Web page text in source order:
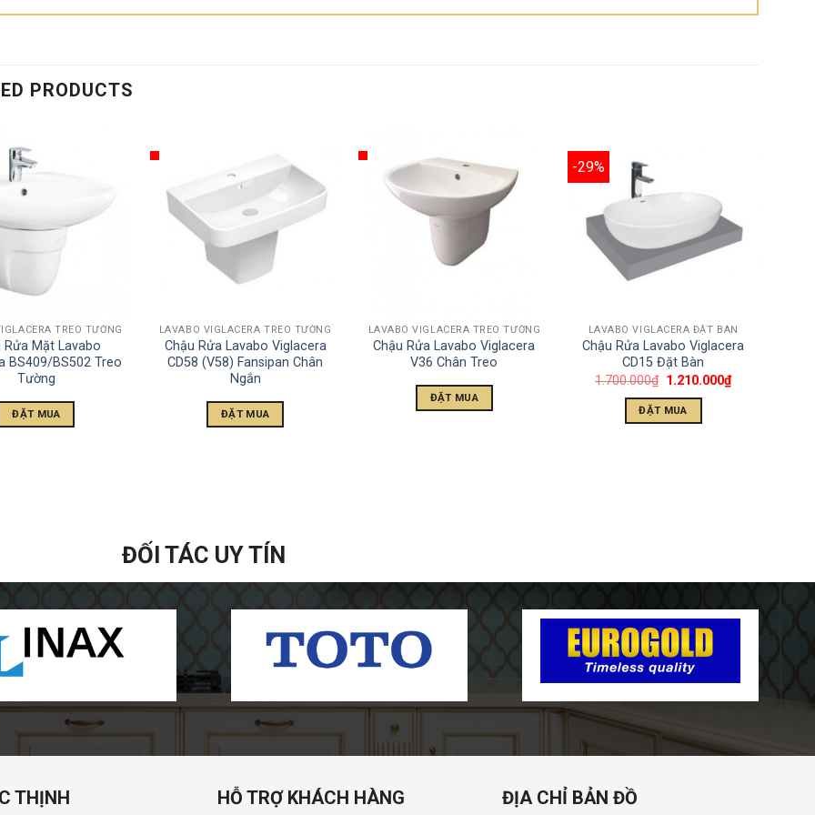
PRODUCTS
TREO TƯỜNG
Rửa Mặt Lavabo
BS409/BS502 Treo
Tường
ĐẶT MUA
LAVABO VIGLACERA TREO TƯỜNG
Chậu Rửa Lavabo Viglacera
CD58 (V58) Fansipan Chân
Ngắn
ĐẶT MUA
LAVABO VIGLACERA TREO TƯỜNG
Chậu Rửa Lavabo Viglacera
V36 Chân Treo
ĐẶT MUA
-29%
LAVABO VIGLACERA ĐẶT BÀN
Chậu Rửa Lavabo Viglacera
CD15 Đặt Bàn
1.700.000₫ 1.210.000₫
ĐẶT MUA
ĐỐI TÁC UY TÍN
THỊNH HỖ TRỢ KHÁCH HÀNG ĐỊA CHỈ BẢN ĐỒ